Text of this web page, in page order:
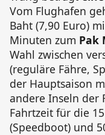
Vom Flughafen
Baht (7,90 Euro)
Minuten zum Pak
Wahl zwischen
(reguläre Fähre,
der Hauptsaison
andere Inseln der
Fahrtzeit für die
(Speedboot) und